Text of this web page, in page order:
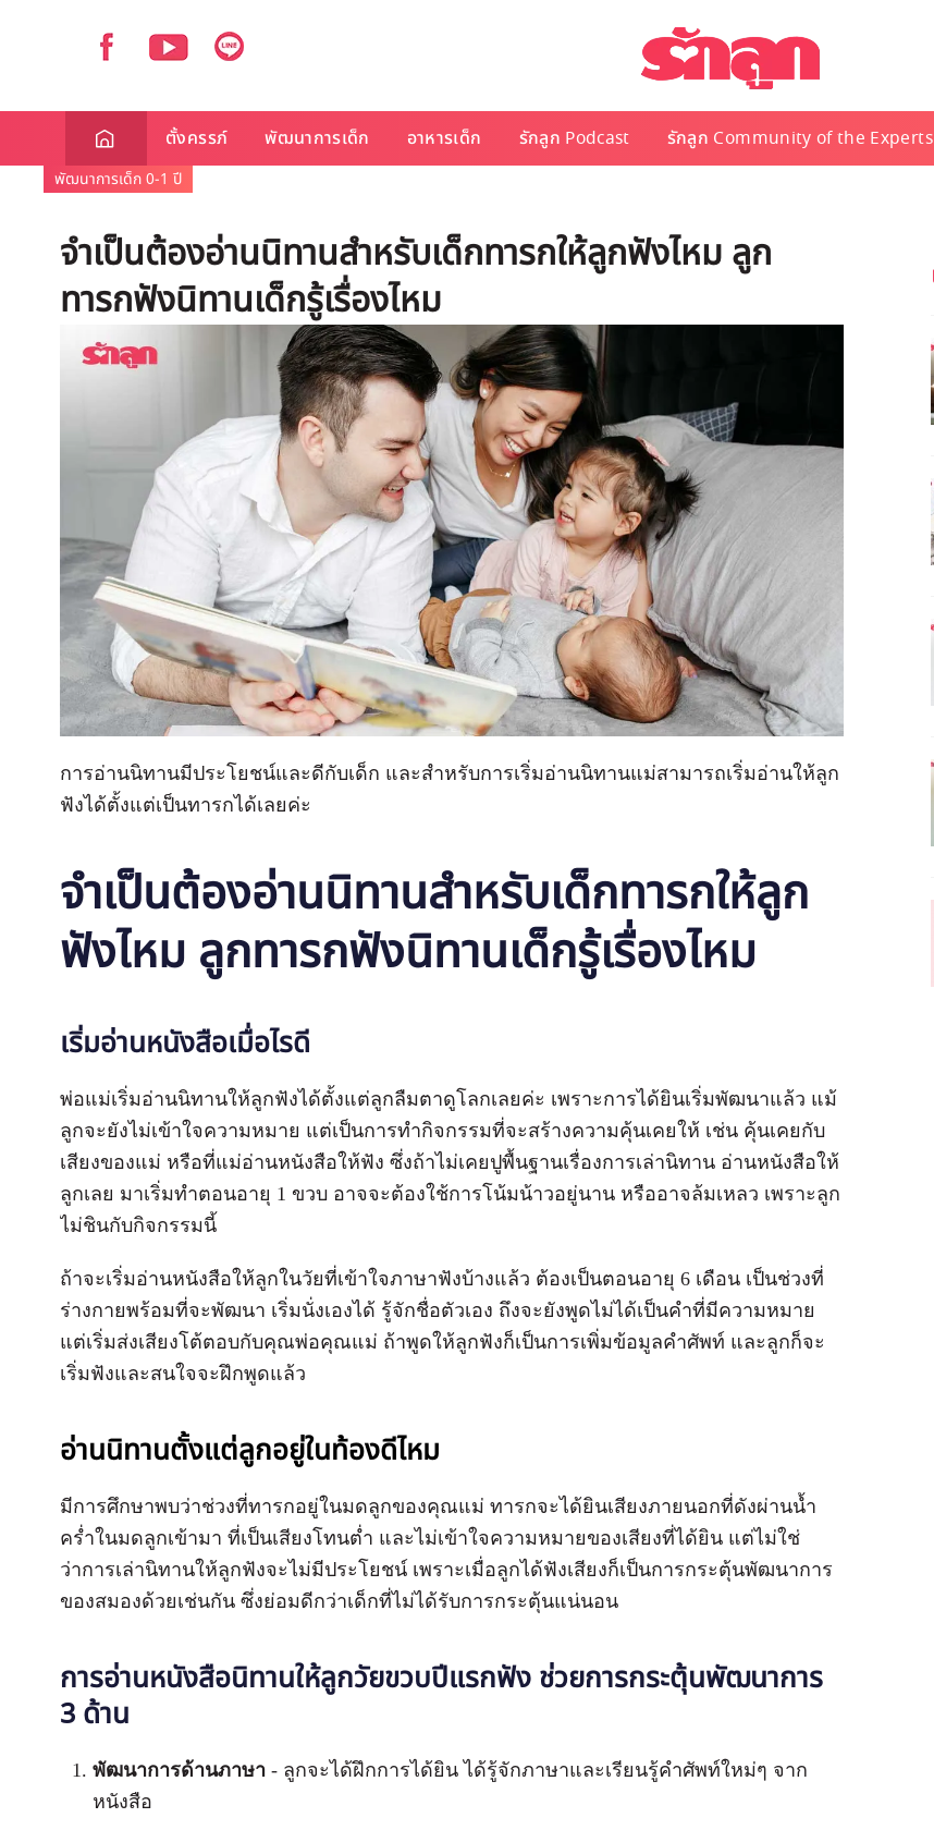
ตั้งครรภ์ พัฒนาการเด็ก อาหารเด็ก รักลูก Podcast รักลูก Community of the Experts
พัฒนาการเด็ก 0-1 ปี
จำเป็นต้องอ่านนิทานสำหรับเด็กทารกให้ลูกฟังไหม ลูก
ทารกฟังนิทานเด็กรู้เรื่องไหม
การอ่านนิทานมีประโยชน์และดีกับเด็ก และสำหรับการเริ่มอ่านนิทานแม่สามารถเริ่มอ่านให้ลูก
ฟังได้ตั้งแต่เป็นทารกได้เลยค่ะ
จำเป็นต้องอ่านนิทานสำหรับเด็กทารกให้ลูก
ฟังไหม ลูกทารกฟังนิทานเด็กรู้เรื่องไหม
เริ่มอ่านหนังสือเมื่อไรดี
พ่อแม่เริ่มอ่านนิทานให้ลูกฟังได้ตั้งแต่ลูกลืมตาดูโลกเลยค่ะ เพราะการได้ยินเริ่มพัฒนาแล้ว แม้
ลูกจะยังไม่เข้าใจความหมาย แต่เป็นการทำกิจกรรมที่จะสร้างความคุ้นเคยให้ เช่น คุ้นเคยกับ
เสียงของแม่ หรือที่แม่อ่านหนังสือให้ฟัง ซึ่งถ้าไม่เคยปูพื้นฐานเรื่องการเล่านิทาน อ่านหนังสือให้
ลูกเลย มาเริ่มทำตอนอายุ 1 ขวบ อาจจะต้องใช้การโน้มน้าวอยู่นาน หรืออาจล้มเหลว เพราะลูก
ไม่ชินกับกิจกรรมนี้
ถ้าจะเริ่มอ่านหนังสือให้ลูกในวัยที่เข้าใจภาษาฟังบ้างแล้ว ต้องเป็นตอนอายุ 6 เดือน เป็นช่วงที่
ร่างกายพร้อมที่จะพัฒนา เริ่มนั่งเองได้ รู้จักชื่อตัวเอง ถึงจะยังพูดไม่ได้เป็นคำที่มีความหมาย
แต่เริ่มส่งเสียงโต้ตอบกับคุณพ่อคุณแม่ ถ้าพูดให้ลูกฟังก็เป็นการเพิ่มข้อมูลคำศัพท์ และลูกก็จะ
เริ่มฟังและสนใจจะฝึกพูดแล้ว
อ่านนิทานตั้งแต่ลูกอยู่ในท้องดีไหม
มีการศึกษาพบว่าช่วงที่ทารกอยู่ในมดลูกของคุณแม่ ทารกจะได้ยินเสียงภายนอกที่ดังผ่านน้ำ
คร่ำในมดลูกเข้ามา ที่เป็นเสียงโทนต่ำ และไม่เข้าใจความหมายของเสียงที่ได้ยิน แต่ไม่ใช่
ว่าการเล่านิทานให้ลูกฟังจะไม่มีประโยชน์ เพราะเมื่อลูกได้ฟังเสียงก็เป็นการกระตุ้นพัฒนาการ
ของสมองด้วยเช่นกัน ซึ่งย่อมดีกว่าเด็กที่ไม่ได้รับการกระตุ้นแน่นอน
การอ่านหนังสือนิทานให้ลูกวัยขวบปีแรกฟัง ช่วยการกระตุ้นพัฒนาการ
3 ด้าน
พัฒนาการด้านภาษา - ลูกจะได้ฝึกการได้ยิน ได้รู้จักภาษาและเรียนรู้คำศัพท์ใหม่ๆ จาก
หนังสือ